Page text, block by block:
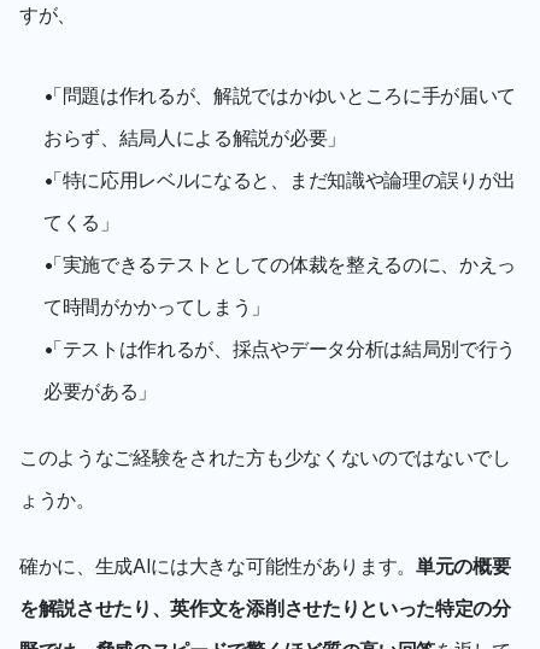
すが、
「問題は作れるが、解説ではかゆいところに手が届いて
おらず、結局人による解説が必要」
「特に応用レベルになると、まだ知識や論理の誤りが出
てくる」
「実施できるテストとしての体裁を整えるのに、かえっ
て時間がかかってしまう」
「テストは作れるが、採点やデータ分析は結局別で行う
必要がある」
このようなご経験をされた方も少なくないのではないでし
ょうか。
確かに、生成AIには大きな可能性があります。 単元の概要
を解説させたり、英作文を添削させたりといった特定の分